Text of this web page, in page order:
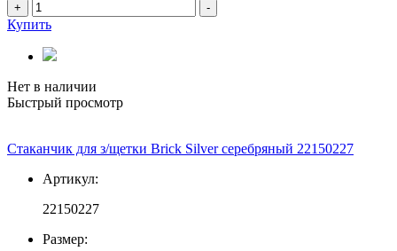
+ -
Купить
Нет в наличии
Быстрый просмотр
Стаканчик для з/щетки Brick Silver серебряный 22150227
Артикул:
22150227
Размер: